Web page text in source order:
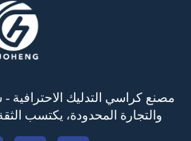
مصنع كراسي التدليك الاحترافية
والتجارة المحدودة، يكتسب